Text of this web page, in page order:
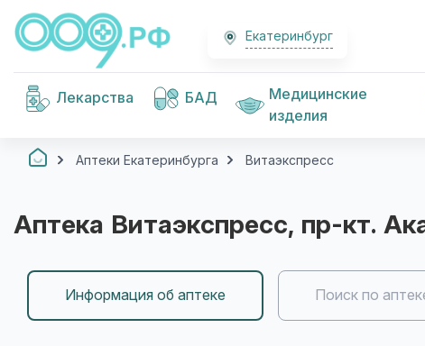
Екатеринбург
Лекарства БАД
Медицинские
изделия
Аптеки Екатеринбурга Витаэкспресс
Аптека Витаэкспресс, пр-кт.
Информация об аптеке Поиск по